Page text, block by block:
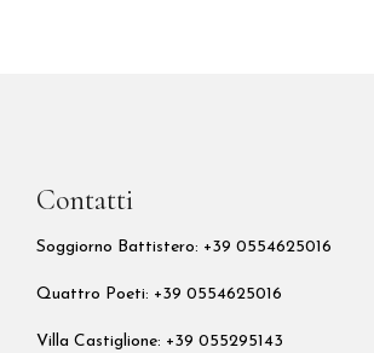
Contatti
Soggiorno Battistero: +39 0554625016
Quattro Poeti: +39 0554625016
Villa Castiglione: +39 055295143